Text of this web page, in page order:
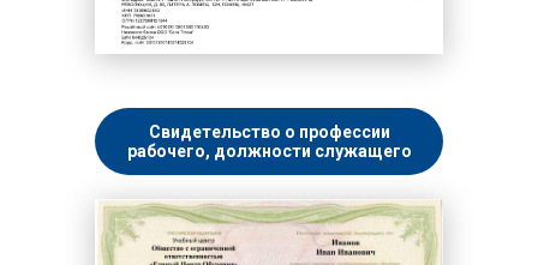
Свидетельство о профессии
рабочего, должности служащего